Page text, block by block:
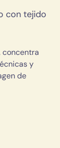
con tejido
concentra
y
de